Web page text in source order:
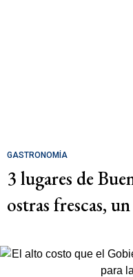
GASTRONOMÍA
3 lugares de
ostras frescas,